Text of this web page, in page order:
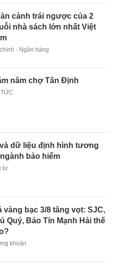
cảnh trái ngược của 2
nhà sách lớn nhất Việt
- Ngân hàng
năm chợ Tân Định
dữ liệu định hình tương
ngành bảo hiểm
tư
vàng bạc 3/8 tăng vọt: SJC,
Quý, Bảo Tín Mạnh Hải thế
khoán